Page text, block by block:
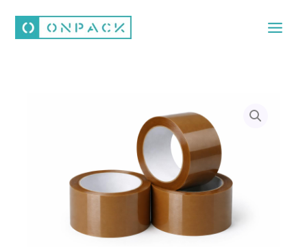
contenido